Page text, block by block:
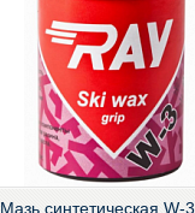
Мазь синтетическая W-3